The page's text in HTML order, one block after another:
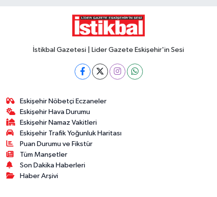
İstikbal Gazetesi | Lider Gazete Eskişehir'in Sesi
Eskişehir Nöbetçi Eczaneler
Eskişehir Hava Durumu
Eskişehir Namaz Vakitleri
Eskişehir Trafik Yoğunluk Haritası
Puan Durumu ve Fikstür
Tüm Manşetler
Son Dakika Haberleri
Haber Arşivi